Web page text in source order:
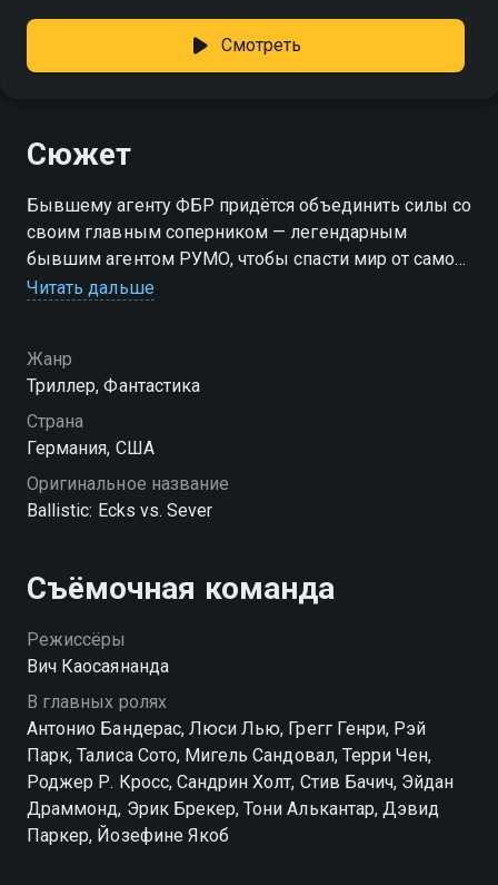
Смотреть
Сюжет
Бывшему агенту ФБР придётся объединить силы со
своим главным соперником — легендарным
бывшим агентом РУМО, чтобы спасти мир от самого
смертоносного оружия, которым завладели очень
Читать дальше
Жанр
Триллер, Фантастика
Страна
Германия, США
Оригинальное название
Ballistic: Ecks vs. Sever
Съёмочная команда
Режиссёры
Вич Каосаянанда
В главных ролях
Антонио Бандерас, Люси Лью, Грегг Генри, Рэй
Парк, Талиса Сото, Мигель Сандовал, Терри Чен,
Роджер Р. Кросс, Сандрин Холт, Стив Бачич, Эйдан
Драммонд, Эрик Брекер, Тони Алькантар, Дэвид
Паркер, Йозефине Якоб